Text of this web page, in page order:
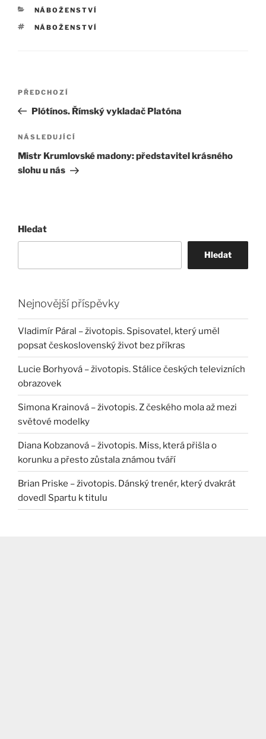
RUBRIKY
NÁBOŽENSTVÍ
ŠTÍTKY
NÁBOŽENSTVÍ
Navigace
příspěvek
Předchozí
příspěvek
PŘEDCHOZÍ
Plótínos. Římský vykladač Platóna
Následující
příspěvek
NÁSLEDUJÍCÍ
Mistr Krumlovské madony: představitel krásného
slohu u nás
Hledat
Hledat
Nejnovější příspěvky
Vladimír Páral – životopis. Spisovatel, který uměl
popsat československý život bez příkras
Lucie Borhyová – životopis. Stálice českých televizních
obrazovek
Simona Krainová – životopis. Z českého mola až mezi
světové modelky
Diana Kobzanová – životopis. Miss, která přišla o
korunku a přesto zůstala známou tváří
Brian Priske – životopis. Dánský trenér, který dvakrát
dovedl Spartu k titulu